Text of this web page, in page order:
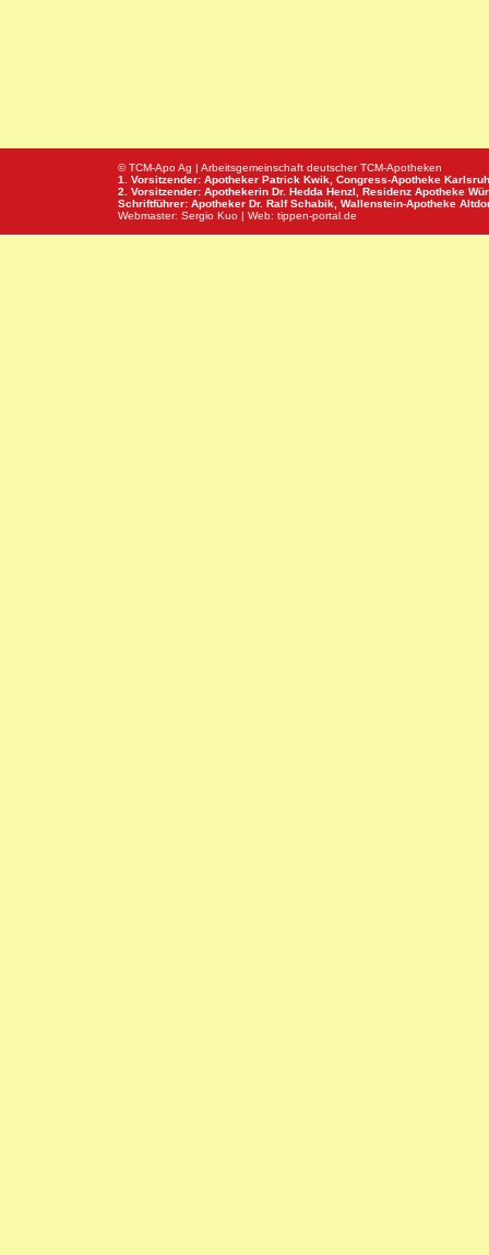
© TCM-Apo Ag | Arbeitsgemeinschaft deutscher TCM-Apotheken
1. Vorsitzender: Apotheker Patrick Kwik, Congress-Apotheke
2. Vorsitzender: Apothekerin Dr. Hedda Henzl, Residenz Apotheke
Schriftführer: Apotheker Dr. Ralf Schabik, Wallenstein-Apotheke
Webmaster: Sergio Kuo | Web: tippen-portal.de